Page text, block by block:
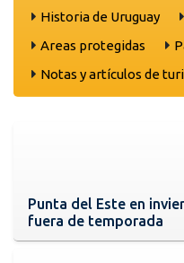
Historia de Uruguay
Areas protegidas
Notas y artículos de
Punta del Este en
fuera de temporada